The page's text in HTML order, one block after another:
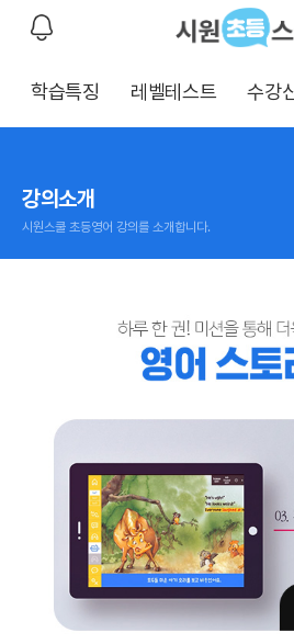
학습특징 레벨테스트 수강
강의소개
시원스쿨 초등영어 강의를 소개합니다.